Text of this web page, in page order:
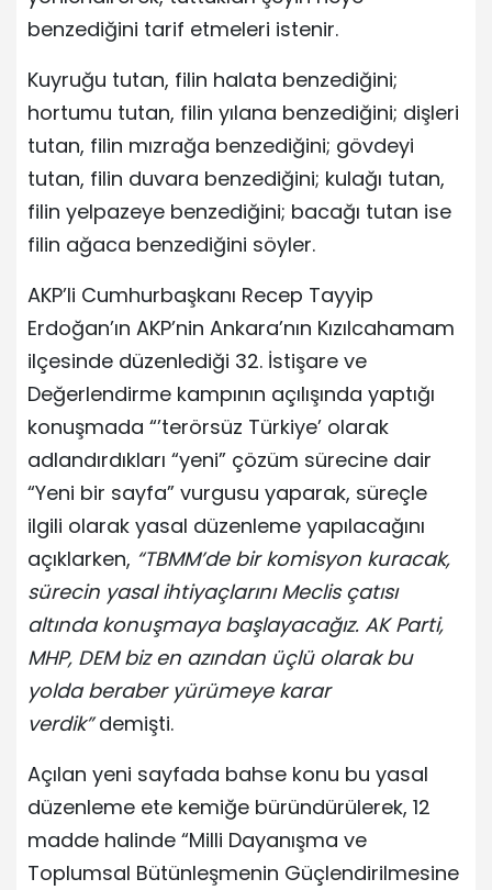
benzediğini tarif etmeleri istenir.
Kuyruğu tutan, filin halata benzediğini;
hortumu tutan, filin yılana benzediğini; dişleri
tutan, filin mızrağa benzediğini; gövdeyi
tutan, filin duvara benzediğini; kulağı tutan,
filin yelpazeye benzediğini; bacağı tutan ise
filin ağaca benzediğini söyler.
AKP’li Cumhurbaşkanı Recep Tayyip
Erdoğan’ın AKP’nin Ankara’nın Kızılcahamam
ilçesinde düzenlediği 32. İstişare ve
Değerlendirme kampının açılışında yaptığı
konuşmada “’terörsüz Türkiye’ olarak
adlandırdıkları “yeni” çözüm sürecine dair
“Yeni bir sayfa” vurgusu yaparak, süreçle
ilgili olarak yasal düzenleme yapılacağını
açıklarken, “TBMM’de bir komisyon kuracak,
sürecin yasal ihtiyaçlarını Meclis çatısı
altında konuşmaya başlayacağız. AK Parti,
MHP, DEM biz en azından üçlü olarak bu
yolda beraber yürümeye karar
verdik”demişti.
Açılan yeni sayfada bahse konu bu yasal
düzenleme ete kemiğe büründürülerek, 12
madde halinde “Milli Dayanışma ve
Toplumsal Bütünleşmenin Güçlendirilmesine